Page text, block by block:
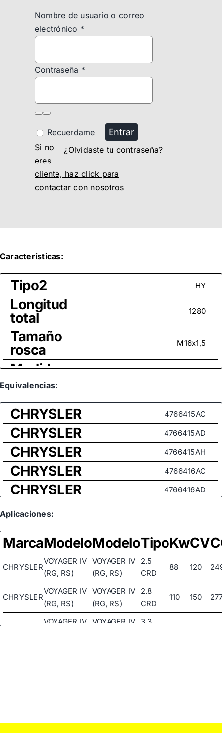
Nombre de usuario o correo
electrónico *
Contraseña *
Recuerdame Entrar
¿Olvidaste tu contraseña?
Si no
eres
cliente, haz click para
contactar con nosotros
Características:
Tipo2 HY
Longitud
total 1280
Tamaño
rosca M16x1,5
Medida
de rosca
axial)
Equivalencias:
CHRYSLER 4766415AC
CHRYSLER 4766415AD
CHRYSLER 4766415AH
CHRYSLER 4766416AC
CHRYSLER 4766416AD
CHRYSLER
CHRYSLER
CHRYSLER 68072217AA
CHRYSLER P04766416AC
CHRYSLER P04766416ACB
Aplicaciones:
MarcaModeloModeloTipoKwCV
CHRYSLER
VOYAGER IV
(RG, RS)
VOYAGER IV
(RG, RS)
2.5
CRD
88 120
CHRYSLER
VOYAGER IV
(RG, RS)
VOYAGER IV
(RG, RS)
2.8
CRD
110 150
CHRYSLER
VOYAGER IV VOYAGER IV
3.3
128 174
(RG, RS)
(RG, RS)